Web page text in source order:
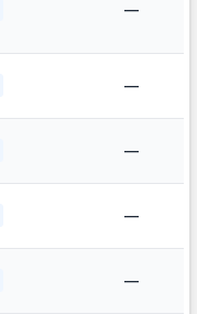
—
—
—
—
—